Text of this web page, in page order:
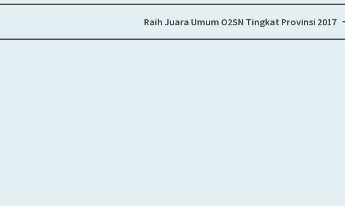
Raih Juara Umum O2SN Tingkat Provinsi 2017